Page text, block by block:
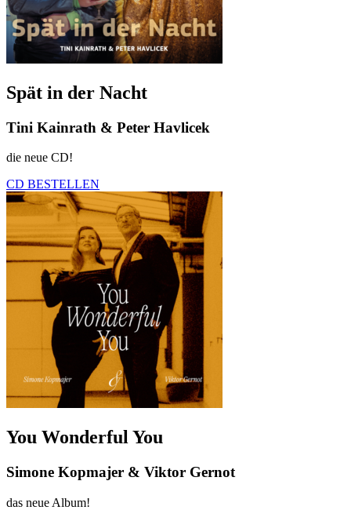
Spät in der Nacht
Tini Kainrath & Peter Havlicek
die neue CD!
CD BESTELLEN
You Wonderful You
Simone Kopmajer & Viktor Gernot
das neue Album!